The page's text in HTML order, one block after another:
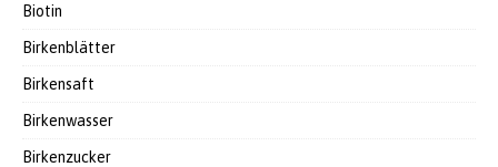
Biotin
Birkenblätter
Birkensaft
Birkenwasser
Birkenzucker